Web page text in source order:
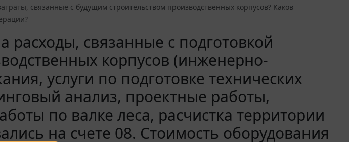
связанные с будущим строительством производственных корпусов? Каков
расходы, связанные с подготовкой
корпусов (инженерно-
услуги по подготовке технических
анализ, проектные работы,
по валке леса, расчистка территории
на счете 08. Стоимость оборудования